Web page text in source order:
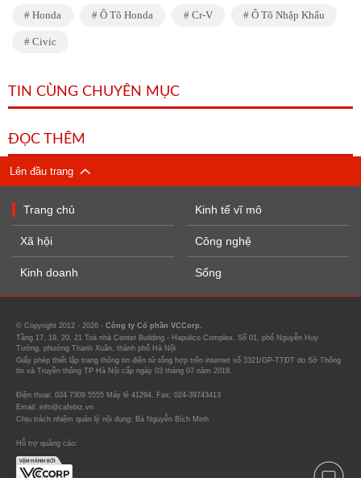
Honda Ô Tô Honda Cr-V Ô Tô Nhập Khẩu
Civic
TIN CÙNG CHUYÊN MỤC
ĐỌC THÊM
Lên đầu trang
Trang chủ
Xã hội
Kinh doanh
Kinh tế vĩ mô
Công nghệ
Sống
© Copyright 2012 - 2026 - Công ty Cổ phần VCCorp.
Tầng 17, 19, 20, 21 Toà nhà Center Building - Hapulico Complex, Số 01, phố Nguyễn Huy
Tưởng, phường Thanh Xuân, thành phố Hà Nội
Giấy phép thiết lập trang thông tin điện tử tổng hợp trên internet số 3321/GP-TTĐT do Sở Thông
tin và Truyền thông TP Hà Nội cấp ngày 03 tháng 07 năm 2019.
Điện thoại: 024 7309 5555 Máy lẻ 41294. Fax: 024-39743413
Email: info@cafebiz.vn
Chịu trách nhiệm quản lý nội dung: Bà Nguyễn Bích Minh
Hỗ trợ quảng cáo: